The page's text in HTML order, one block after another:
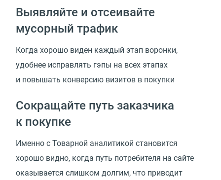
Выявляйте и отсеивайте
мусорный трафик
Когда хорошо виден каждый этап воронки,
удобнее исправлять гэпы на всех этапах
и повышать конверсию визитов в покупки
Сокращайте путь заказчика
к покупке
Именно с Товарной аналитикой становится
хорошо видно, когда путь потребителя на сайте
оказывается слишком долгим, что приводит